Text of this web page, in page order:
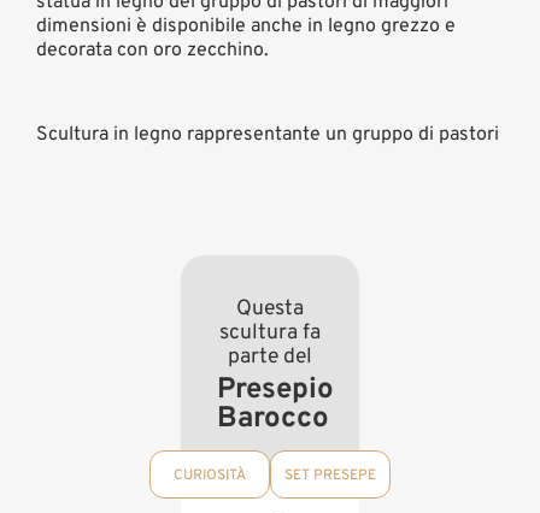
dimensioni è disponibile anche in legno grezzo e
decorata con oro zecchino.
Scultura in legno rappresentante un gruppo di pastori
Questa
scultura fa
parte del
Presepio
Barocco
CURIOSITÀ SET PRESEPE